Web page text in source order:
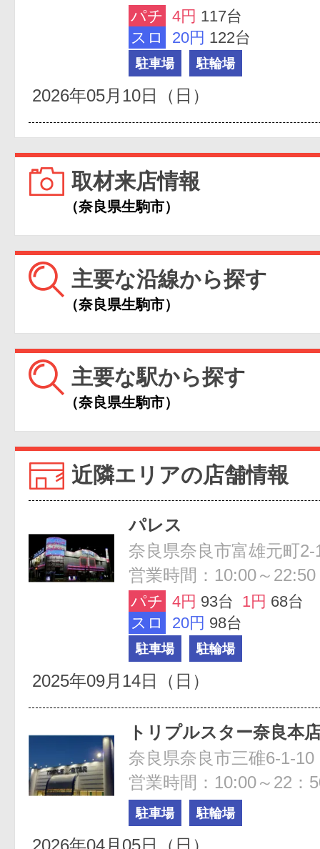
パチ 4円 117台
スロ
20円 122台
駐車場 駐輪場
2026年05月10日（日）
取材来店情報
（奈良県生駒市）
主要な沿線から探す
（奈良県生駒市）
主要な駅から探す
（奈良県生駒市）
近隣エリアの店舗情報
パレス
奈良県奈良市富雄元町2-
営業時間：10:00～22:50
パチ 4円 93台 1円 68台
スロ
20円 98台
駐車場 駐輪場
2025年09月14日（日）
トリプルスター奈良本
奈良県奈良市三碓6-1-10
営業時間：10:00～22：
駐車場 駐輪場
2026年04月05日（日）